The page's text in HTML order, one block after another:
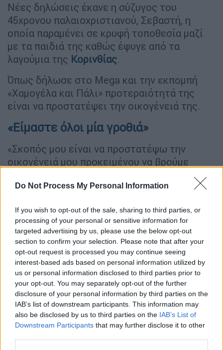
Do Not Process My Personal Information
If you wish to opt-out of the sale, sharing to third parties, or
processing of your personal or sensitive information for
targeted advertising by us, please use the below opt-out
section to confirm your selection. Please note that after your
opt-out request is processed you may continue seeing
interest-based ads based on personal information utilized by
us or personal information disclosed to third parties prior to
your opt-out. You may separately opt-out of the further
disclosure of your personal information by third parties on the
IAB’s list of downstream participants. This information may
also be disclosed by us to third parties on the IAB’s List of
Downstream Participants that may further disclose it to other
Νέες δηλώσεις έκανε η σύζυγος του
45χρονου παλαιοχριστιανού, Σεβαστή, η
οποία παραμένει σε κρυφή τοποθεσία μαζί
με τα παιδιά της καθώς έφυγε από τα
λαγούμια της Κορινθίας.
Όπως δήλωσε στο Mega και την εκπομπή
«Χαμογέλα και Πάλι» προτεραιότητά της
είναι να προστατέψει την οικογένειά της.
«Είμαστε όλοι μία γροθιά»
«Σκοπός μου είναι να προστατέψω την
οικογένειά μου προκειμένου να βρούμε
έχουμε κάνει κάτι παράνομο και δεν έχουμε
κανενός. Δεν κάναμε ποτέ μας τίποτα
μεμπτό.Είμαστε όλοι μία γροθιά», ανέφερε.
ΔΙΑΒΑΣΤΕ ΕΠΙΣΗΣ
Ελλάδα|23.02.2024 15:46
Παλαιοχριστιανός: «Τα παιδιά θα
ήταν μέσα σε ένα κουτί αν ζούσαμε
στην Αθήνα»